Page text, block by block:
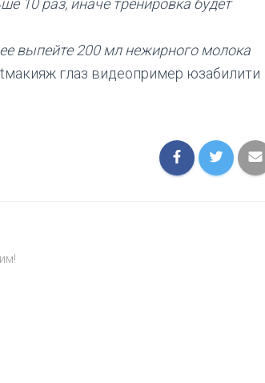
10 раз, иначе тренировка будет
выпейте 200 мл нежирного молока
глаз видеопример юзабилити